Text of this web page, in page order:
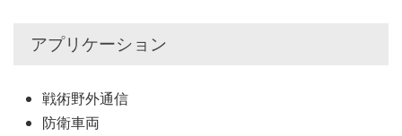
アプリケーション
戦術野外通信
防衛車両